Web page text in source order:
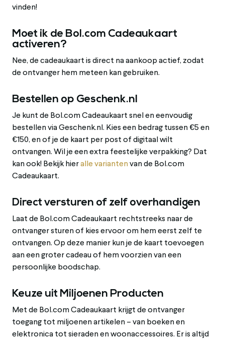
vinden!
Moet ik de Bol.com Cadeaukaart
activeren?
Nee, de cadeaukaart is direct na aankoop actief, zodat
de ontvanger hem meteen kan gebruiken.
Bestellen op Geschenk.nl
Je kunt de Bol.com Cadeaukaart snel en eenvoudig
bestellen via Geschenk.nl. Kies een bedrag tussen €5 en
€150, en of je de kaart per post of digitaal wilt
ontvangen. Wil je een extra feestelijke verpakking? Dat
kan ook! Bekijk hieralle varianten van de Bol.com
Cadeaukaart.
Direct versturen of zelf overhandigen
Laat de Bol.com Cadeaukaart rechtstreeks naar de
ontvanger sturen of kies ervoor om hem eerst zelf te
ontvangen. Op deze manier kun je de kaart toevoegen
aan een groter cadeau of hem voorzien van een
persoonlijke boodschap.
Keuze uit Miljoenen Producten
Met de Bol.com Cadeaukaart krijgt de ontvanger
toegang tot miljoenen artikelen – van boeken en
elektronica tot sieraden en woonaccessoires. Er is altijd